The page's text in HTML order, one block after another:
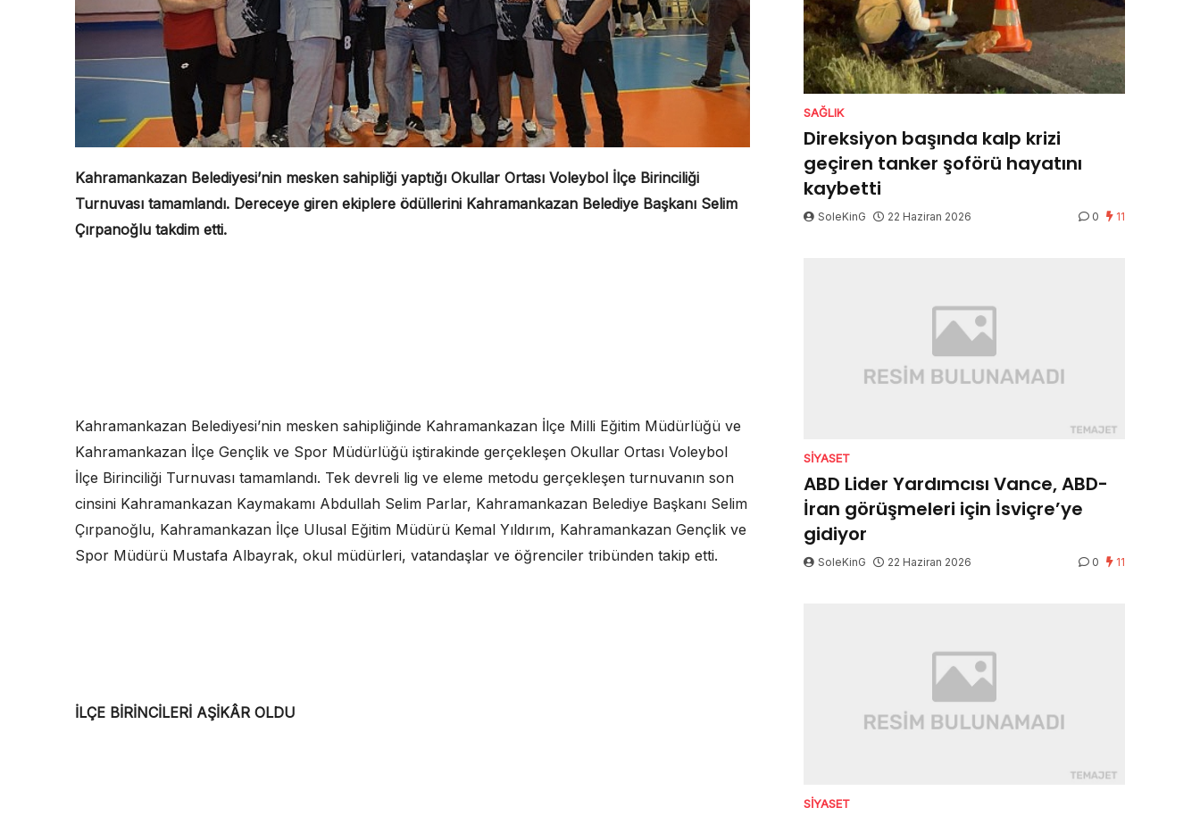
Kahramankazan Belediyesi’nin mesken sahipliği yaptığı Okullar Ortası Voleybol İlçe Birinciliği
Turnuvası tamamlandı. Dereceye giren ekiplere ödüllerini Kahramankazan Belediye Başkanı Selim
Çırpanoğlu takdim etti.
Kahramankazan Belediyesi’nin mesken sahipliğinde Kahramankazan İlçe Milli Eğitim Müdürlüğü ve
Kahramankazan İlçe Gençlik ve Spor Müdürlüğü iştirakinde gerçekleşen Okullar Ortası Voleybol
İlçe Birinciliği Turnuvası tamamlandı. Tek devreli lig ve eleme metodu gerçekleşen turnuvanın son
cinsini Kahramankazan Kaymakamı Abdullah Selim Parlar, Kahramankazan Belediye Başkanı Selim
Çırpanoğlu, Kahramankazan İlçe Ulusal Eğitim Müdürü Kemal Yıldırım, Kahramankazan Gençlik ve
Spor Müdürü Mustafa Albayrak, okul müdürleri, vatandaşlar ve öğrenciler tribünden takip etti.
İLÇE BİRİNCİLERİ AŞİKÂR OLDU
SAĞLIK
Direksiyon başında kalp krizi
geçiren tanker şoförü hayatını
kaybetti
SoleKinG 22 Haziran 2026 0 11
SIYASET
ABD Lider Yardımcısı Vance, ABD-
İran görüşmeleri için İsviçre’ye
gidiyor
SoleKinG 22 Haziran 2026 0 11
SIYASET